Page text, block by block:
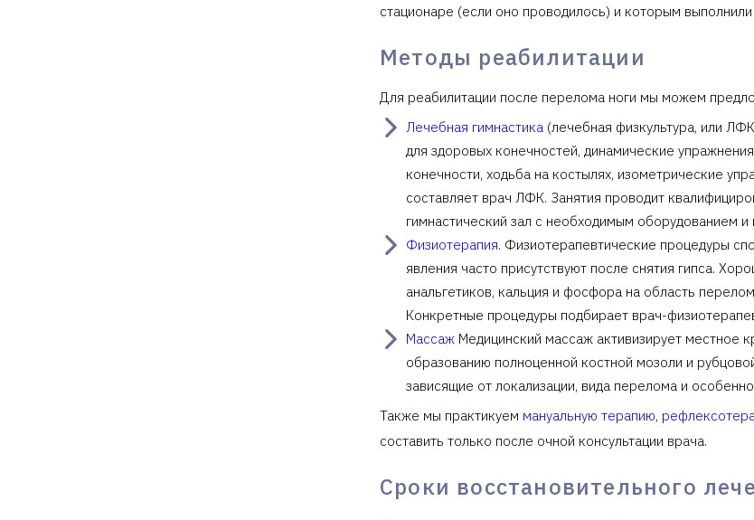
стационаре (если оно проводилось) и которым выполнили
Методы реабилитации
Для реабилитации после перелома ноги мы можем
Лечебная гимнастика (лечебная физкультура, или
для здоровых конечностей, динамические
конечности, ходьба на костылях, изометрические
составляет врач ЛФК. Занятия проводит
гимнастический зал с необходимым оборудованием и
Физиотерапия. Физиотерапевтические процедуры
явления часто присутствуют после снятия гипса.
анальгетиков, кальция и фосфора на область
Конкретные процедуры подбирает врач-
Массаж Медицинский массаж активизирует местное
образованию полноценной костной мозоли и
зависящие от локализации, вида перелома и
Также мы практикуем мануальную терапию,
составить только после очной консультации врача.
Сроки восстановительного